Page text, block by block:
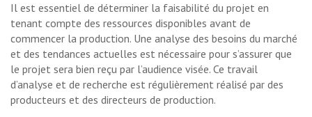
Il est essentiel de déterminer la faisabilité du projet en
tenant compte des ressources disponibles avant de
commencer la production. Une analyse des besoins du marché
et des tendances actuelles est nécessaire pour s’assurer que
le projet sera bien reçu par l’audience visée. Ce travail
d’analyse et de recherche est régulièrement réalisé par des
producteurs et des directeurs de production.